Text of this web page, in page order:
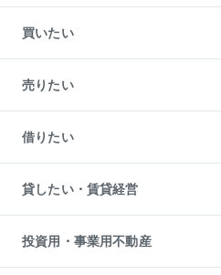
買いたい
新築・分譲マンションの購入
中古マンションの購入
一戸建ての購入
中古一戸建ての購入
不動産購入の流れ
注目キーワード物件特集
購入ガイド
English 繁体中文簡体中文
売りたい
一戸建ての売却・査定
土地の売却・査定
スピードAI査定
不動産査定について
不動産売却の流れ
不動産買換えの流れ
売却ガイド
借りたい
オフィス・店舗の賃貸
借りるときの流れ
借りるガイド
貸したい・賃貸経営
マンション賃料データ
賃貸管理プラン
リロケーションについて
投資用・事業用不動産